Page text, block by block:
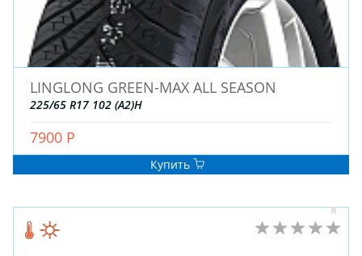
ВСЕСЕЗОННЫЕ
ДЛЯ СПЕЦТЕХНИКИ
LINGLONG GREEN-MAX ALL SEASON
225/65 R17 102 (A2)H
7900 Р
Купить